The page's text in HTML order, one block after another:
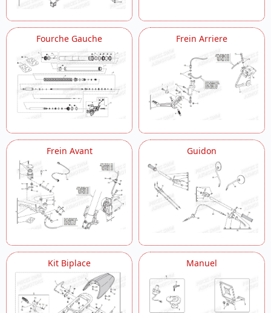
Fourche Gauche Frein Arriere
Frein Avant Guidon
Kit Biplace Manuel